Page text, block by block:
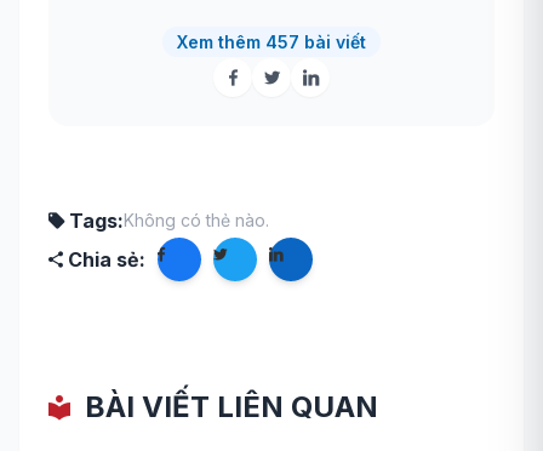
Xem thêm 457 bài viết
Tags:Không có thẻ nào.
Chia sẻ:
BÀI VIẾT LIÊN QUAN